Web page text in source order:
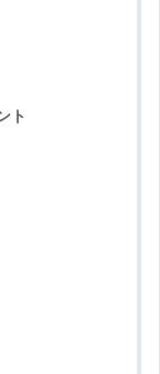
ト